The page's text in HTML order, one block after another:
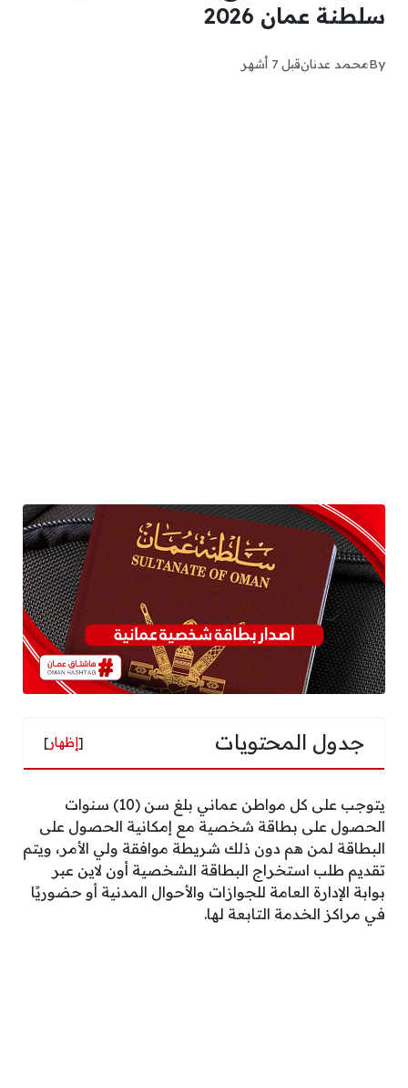
سلطنة عمان 2026
Byمحمد عدنانقبل 7 أشهر
جدول المحتويات [إظهار]
يتوجب على كل مواطن عماني بلغ سن (10) سنوات
الحصول على بطاقة شخصية مع إمكانية الحصول على
البطاقة لمن هم دون ذلك شريطة موافقة ولي الأمر، ويتم
تقديم طلب استخراج البطاقة الشخصية أون لاين عبر
بوابة الإدارة العامة للجوازات والأحوال المدنية أو حضوريًا
في مراكز الخدمة التابعة لها.